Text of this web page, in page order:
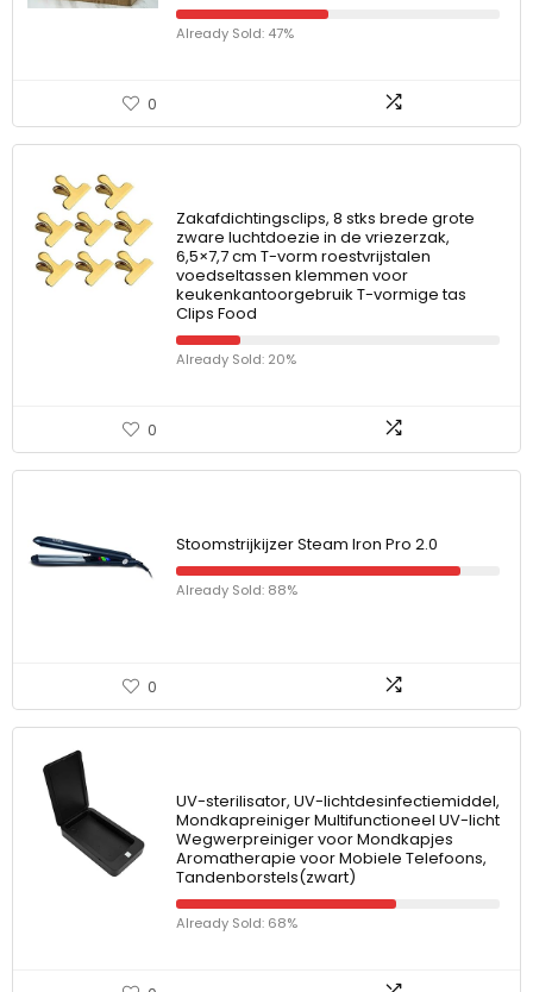
Already Sold: 47%
0
Zakafdichtingsclips, 8 stks brede grote
zware luchtdoezie in de vriezerzak,
6,5×7,7 cm T-vorm roestvrijstalen
voedseltassen klemmen voor
keukenkantoorgebruik T-vormige tas
Clips Food
Already Sold: 20%
0
Stoomstrijkijzer Steam Iron Pro 2.0
Already Sold: 88%
0
UV-sterilisator, UV-lichtdesinfectiemiddel,
Mondkapreiniger Multifunctioneel UV-licht
Wegwerpreiniger voor Mondkapjes
Aromatherapie voor Mobiele Telefoons,
Tandenborstels(zwart)
Already Sold: 68%